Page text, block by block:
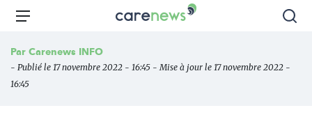
Aller
principal
Carenews,
des
Menu
Par Carenews INFO
- Publié le 17 novembre 2022 - 16:45 - Mise à jour le 17 novembre 2022 -
16:45